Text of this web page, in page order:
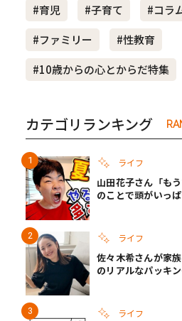
#育児 #子育て
#コラ
#ファミリー
#性教育
#10歳からの心とからだ特集
カテゴリランキング
ライフ
山田花子さん「も
のことで頭がいっ
ライフ
佐々木希さんが家
のリアルなパッキ
ライフ